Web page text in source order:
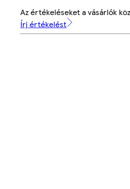
Az értékeléseket a vásárlók
Írj értékelést